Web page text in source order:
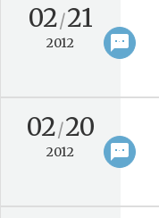
sms
02/21
2012 keyboard_arrow_right
sms
02/20
2012 keyboard_arrow_right